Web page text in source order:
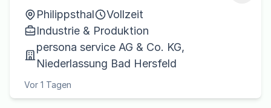
Philippsthal
Vollzeit
Industrie & Produktion
persona service AG & Co. KG,
Niederlassung Bad Hersfeld
Vor 1 Tagen